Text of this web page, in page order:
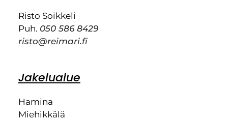
Risto Soikkeli
Puh. 050 586 8429
risto@reimari.fi
Jakelualue
Hamina
Miehikkälä